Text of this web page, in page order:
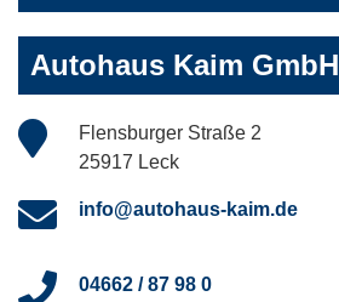
Autohaus Kaim GmbH
Flensburger Straße 2
25917 Leck
info@autohaus-kaim.de
04662 / 87 98 0